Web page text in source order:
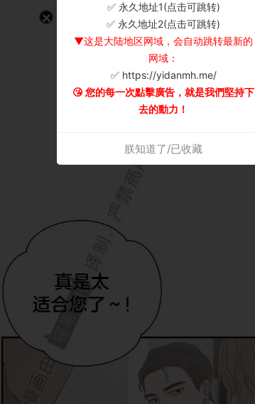
✅ 永久地址1(点击可跳转)
✅ 永久地址2(点击可跳转)
▼这是大陆地区网域，会自动跳转最新的
网域：
✅ https://yidanmh.me/
😘 您的每一次點擊廣告，就是我們堅持下
去的動力！
朕知道了/已收藏
×